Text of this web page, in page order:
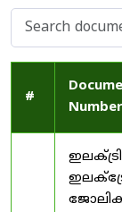
#
Number